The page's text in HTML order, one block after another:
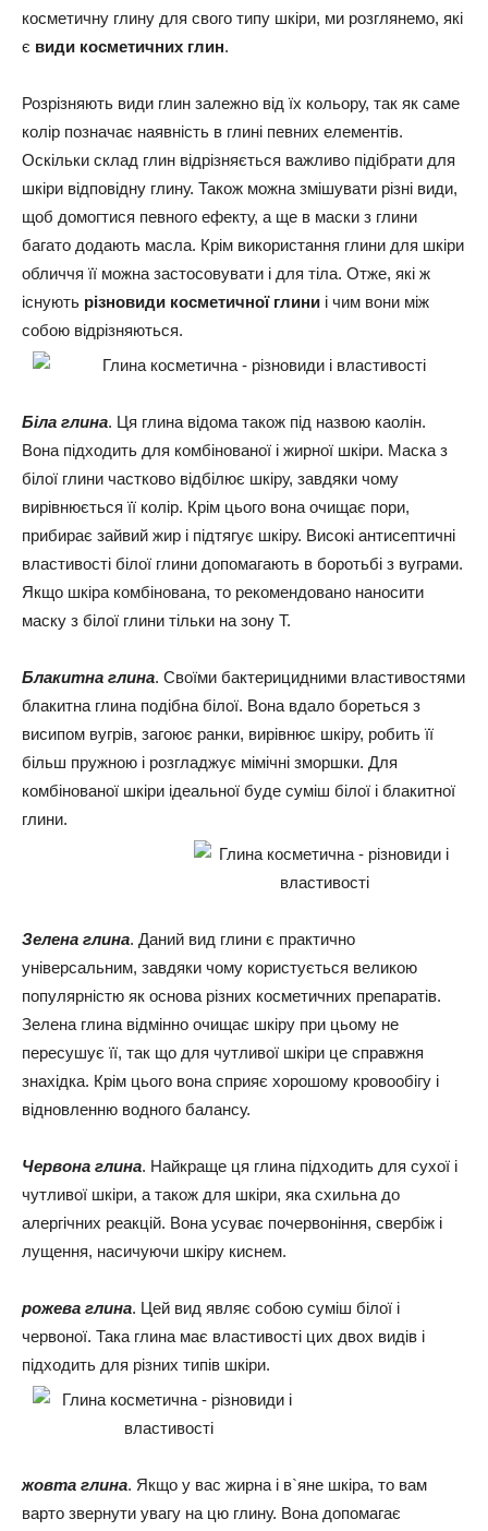
косметичну глину для свого типу шкіри, ми розглянемо, які
є види косметичних глин.
Розрізняють види глин залежно від їх кольору, так як саме
колір позначає наявність в глині певних елементів.
Оскільки склад глин відрізняється важливо підібрати для
шкіри відповідну глину. Також можна змішувати різні види,
щоб домогтися певного ефекту, а ще в маски з глини
багато додають масла. Крім використання глини для шкіри
обличчя її можна застосовувати і для тіла. Отже, які ж
існують різновиди косметичної глини і чим вони між
собою відрізняються.
Біла глина. Ця глина відома також під назвою каолін.
Вона підходить для комбінованої і жирної шкіри. Маска з
білої глини частково відбілює шкіру, завдяки чому
вирівнюється її колір. Крім цього вона очищає пори,
прибирає зайвий жир і підтягує шкіру. Високі антисептичні
властивості білої глини допомагають в боротьбі з вуграми.
Якщо шкіра комбінована, то рекомендовано наносити
маску з білої глини тільки на зону Т.
Блакитна глина. Своїми бактерицидними властивостями
блакитна глина подібна білої. Вона вдало бореться з
висипом вугрів, загоює ранки, вирівнює шкіру, робить її
більш пружною і розгладжує мімічні зморшки. Для
комбінованої шкіри ідеальної буде суміш білої і блакитної
глини.
Зелена глина. Даний вид глини є практично
універсальним, завдяки чому користується великою
популярністю як основа різних косметичних препаратів.
Зелена глина відмінно очищає шкіру при цьому не
пересушує її, так що для чутливої шкіри це справжня
знахідка. Крім цього вона сприяє хорошому кровообігу і
відновленню водного балансу.
Червона глина. Найкраще ця глина підходить для сухої і
чутливої шкіри, а також для шкіри, яка схильна до
алергічних реакцій. Вона усуває почервоніння, свербіж і
лущення, насичуючи шкіру киснем.
рожева глина. Цей вид являє собою суміш білої і
червоної. Така глина має властивості цих двох видів і
підходить для різних типів шкіри.
жовта глина. Якщо у вас жирна і в`яне шкіра, то вам
варто звернути увагу на цю глину. Вона допомагає